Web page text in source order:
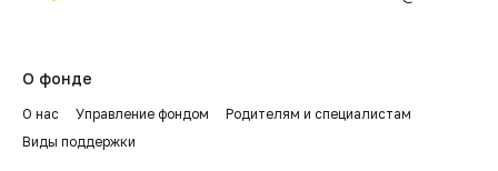
О фонде
О нас Управление фондом
Родителям и специалистам
Виды поддержки